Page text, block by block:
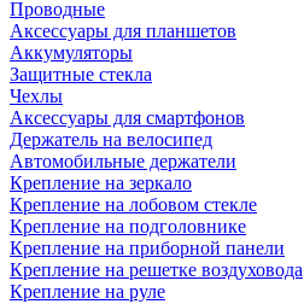
Проводные
Аксессуары для планшетов
Аккумуляторы
Защитные стекла
Чехлы
Аксессуары для смартфонов
Держатель на велосипед
Автомобильные держатели
Крепление на зеркало
Крепление на лобовом стекле
Крепление на подголовнике
Крепление на приборной панели
Крепление на решетке воздуховода
Крепление на руле